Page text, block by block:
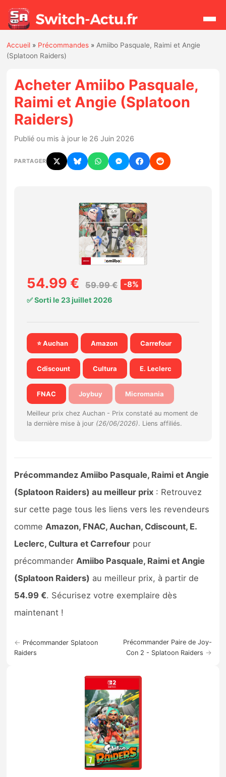
Actualités
Jeux
Hardware
Mises à jour
Nintendo Direct
Tests et previews
Tests de jeux
Autres tests
Previews
Précommandes
Bons plans
Guides
Accueil » Précommandes »Amiibo Pasquale, Raimi et Angie
(Splatoon Raiders)
Acheter Amiibo Pasquale,
Raimi et Angie (Splatoon
Raiders)
Publié ou mis à jour le 26 Juin 2026
PARTAGER
54.99 € 59.99 € -8%
✅ Sorti le 23 juillet 2026
⭐ Auchan Amazon Carrefour
Cdiscount Cultura E. Leclerc
FNAC Joybuy Micromania
Meilleur prix chez Auchan - Prix constaté au moment de
la dernière mise à jour (26/06/2026). Liens affiliés.
Précommandez Amiibo Pasquale, Raimi et Angie
(Splatoon Raiders) au meilleur prix : Retrouvez
sur cette page tous les liens vers les revendeurs
commeAmazon, FNAC, Auchan, Cdiscount, E.
Leclerc, Cultura et Carrefour pour
précommanderAmiibo Pasquale, Raimi et Angie
(Splatoon Raiders) au meilleur prix, à partir de
54.99 €. Sécurisez votre exemplaire dès
maintenant !
← Précommander Splatoon
Raiders
Précommander Paire de Joy-
Con 2 - Splatoon Raiders →